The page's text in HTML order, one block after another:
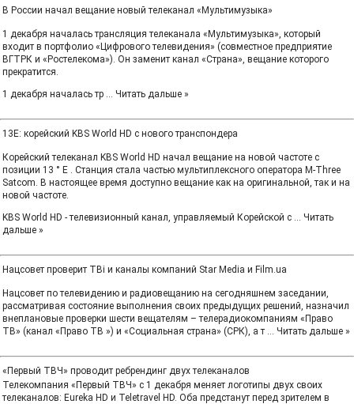
В России начал вещание новый телеканал «Мультимузыка»
1 декабря началась трансляция телеканала «Мультимузыка», который
входит в портфолио «Цифрового телевидения» (совместное предприятие
ВГТРК и «Ростелекома»). Он заменит канал «Страна», вещание которого
прекратится.
1 декабря началась тр ... Читать дальше »
13E: корейский KBS World HD c нового транспондера
Корейский телеканал KBS World HD начал вещание на новой частоте c
позиции 13 ° E . Станция стала частью мультиплексного оператора M-Three
Satcom. В настоящее время доступно вещание как на оригинальной, так и на
новой частоте.
KBS World HD - телевизионный канал, управляемый Корейской с ... Читать
дальше »
Нацсовет проверит ТВі и каналы компаний Star Media и Film.ua
Нацсовет по телевидению и радиовещанию на сегодняшнем заседании,
рассматривая состояние выполнения своих предыдущих решений, назначил
внеплановые проверки шести вещателям – телерадиокомпаниям «Право
ТВ» (канал «Право ТВ ») и «Социальная страна» (СРК), а т ... Читать дальше »
«Первый ТВЧ» проводит ребрендинг двух телеканалов
Телекомпания «Первый ТВЧ» с 1 декабря меняет логотипы двух своих
телеканалов: Eureka HD и Teletravel HD. Оба предстанут перед зрителем в